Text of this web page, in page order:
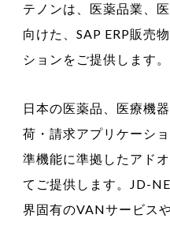
テノンは、医薬品業、
向けた、SAP ERP販売
ションをご提供します。
日本の医薬品、医療機
荷・請求アプリケーシ
準機能に準拠したアド
てご提供します。JD-
界固有のVANサービス